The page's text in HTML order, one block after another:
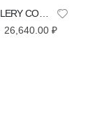
Жакет SEMPLERY СОН шоколадного цвета | VERESK studio
26,640.00₽